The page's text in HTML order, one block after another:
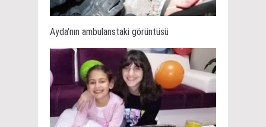
Ayda'nın ambulanstaki görüntüsü